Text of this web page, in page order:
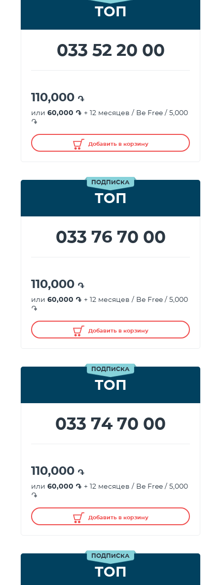
ТОП
033 52 20 00
110,000 ֏
или 60,000 ֏ + 12 месяцев / Be Free / 5,000
֏
Добавить в корзину
ПОДПИСКА
ТОП
033 76 70 00
110,000 ֏
или 60,000 ֏ + 12 месяцев / Be Free / 5,000
֏
Добавить в корзину
ПОДПИСКА
ТОП
033 74 70 00
110,000 ֏
или 60,000 ֏ + 12 месяцев / Be Free / 5,000
֏
Добавить в корзину
ПОДПИСКА
ТОП